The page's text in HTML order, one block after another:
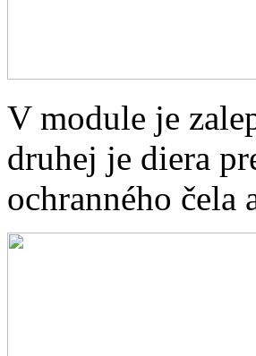
V module je
druhej je diera
ochranného čela